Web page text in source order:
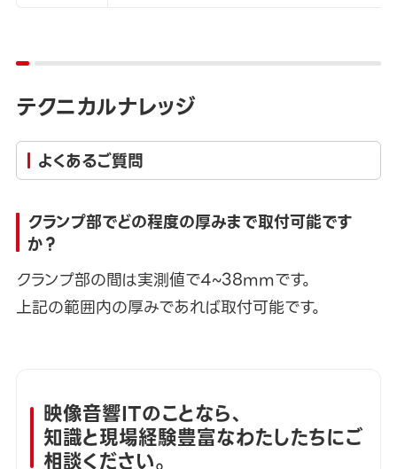
テクニカルナレッジ
よくあるご質問
クランプ部でどの程度の厚みまで取付可能です
か？
クランプ部の間は実測値で4~38mmです。
上記の範囲内の厚みであれば取付可能です。
映像音響ITのことなら、
知識と現場経験豊富なわたしたちにご
相談ください。